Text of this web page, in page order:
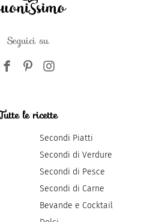
Seguici su
le ricette
Secondi Piatti
Secondi di Verdure
Secondi di Pesce
Secondi di Carne
Bevande e Cocktail